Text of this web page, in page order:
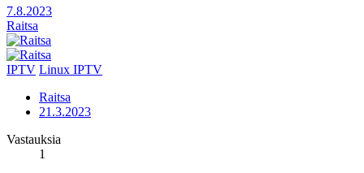
7.8.2023
Raitsa
IPTV Linux IPTV
Raitsa
21.3.2023
Vastauksia
1